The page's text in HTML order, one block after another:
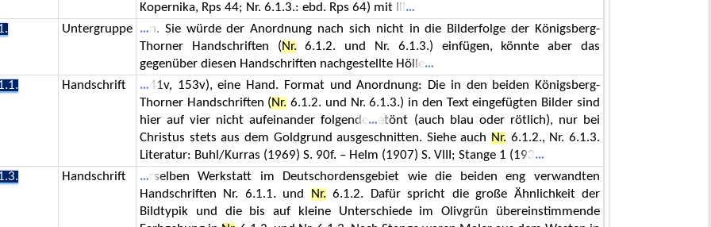
Kopernika, Rps 44; Nr. 6.1.3.: ebd. Rps 64) mit Ill
Untergruppe
n. Sie würde der Anordnung nach sich nicht in die Bilderfolge der Königsberg-
Thorner Handschriften (Nr. 6.1.2. und Nr. 6.1.3.) einfügen, könnte aber das
gegenüber diesen Handschriften nachgestellte Hölle
Handschrift
41v, 153v), eine Hand. Format und Anordnung: Die in den beiden Königsberg-
Thorner Handschriften (Nr. 6.1.2. und Nr. 6.1.3.) in den Text eingefügten Bilder sind
hier auf vier nicht aufeinander folgende
etönt (auch blau oder rötlich), nur bei
Christus stets aus dem Goldgrund ausgeschnitten. Siehe auch Nr. 6.1.2., Nr. 6.1.3.
Literatur: Buhl/Kurras (1969) S. 90f. – Helm (1907) S. VIII; Stange 1 (193
Handschrift
rselben Werkstatt im Deutschordensgebiet wie die beiden eng verwandten
Handschriften Nr. 6.1.1. und
Nr. 6.1.2. Dafür spricht die große Ähnlichkeit der
Bildtypik und die bis auf kleine Unterschiede im Olivgrün übereinstimmende